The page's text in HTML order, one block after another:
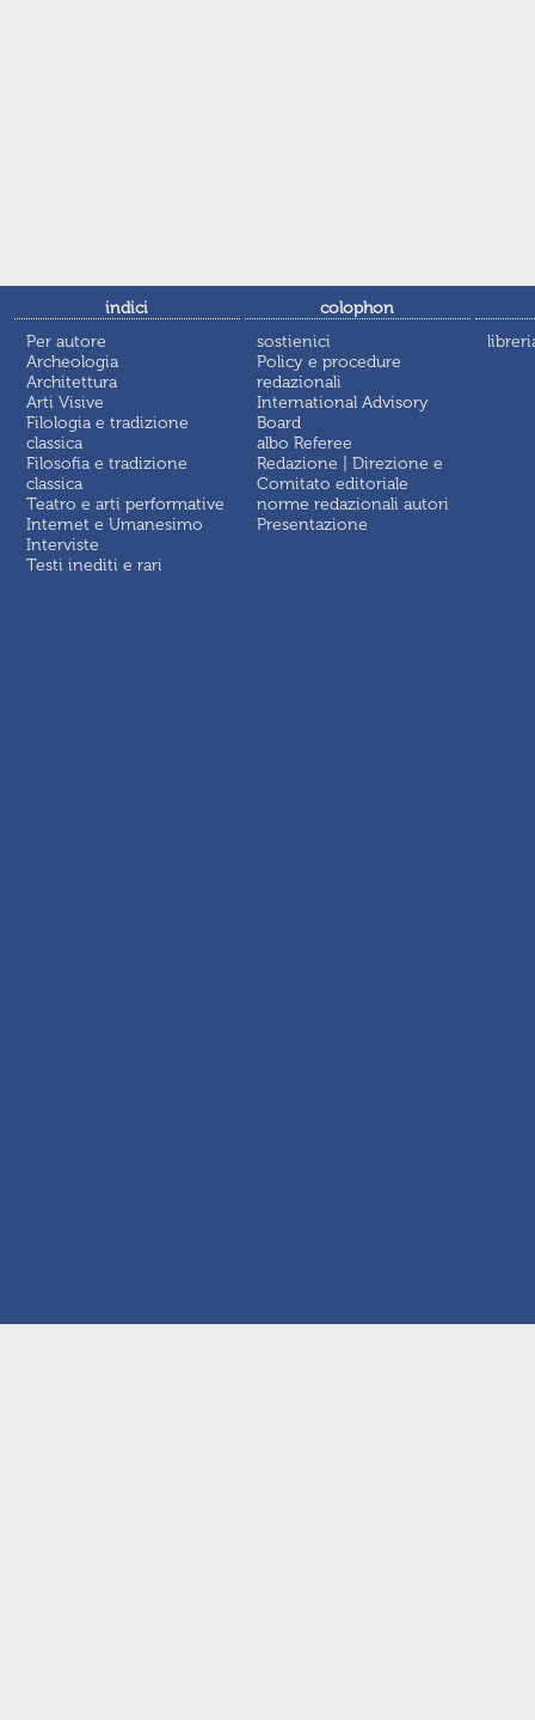
indici
Per autore
Archeologia
Architettura
Arti Visive
Filologia e tradizione
classica
Filosofia e tradizione
classica
Teatro e arti performative
Internet e Umanesimo
Interviste
Testi inediti e rari
colophon
sostienici
Policy e procedure
redazionali
International Advisory
Board
albo Referee
Redazione | Direzione e
Comitato editoriale
norme redazionali autori
Presentazione